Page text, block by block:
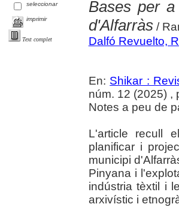
seleccionar
imprimir
Text complet
Bases per
d'Alfarràs/
Dalfó Revuelto,
En: Shikar :
núm. 12 (2025) ,
Notes a peu de
L'article recull
planificar i
municipi
Pinyana i
indústria tèxtil i
arxivístic i